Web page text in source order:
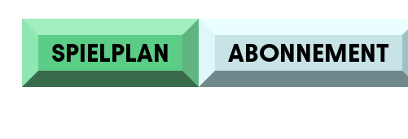
SPIELPLAN ABONNEMENT